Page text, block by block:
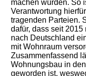
machen würden. So
Verantwortung
tragenden Parteien.
dafür, dass seit
nach Deutschland
mit Wohnraum
Zusammenfassend
Wohnungsbau in
geworden ist,